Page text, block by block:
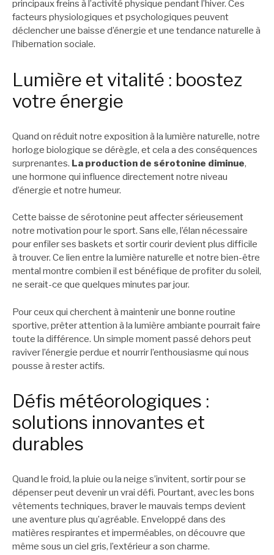
principaux freins à l’activité physique pendant l’hiver. Ces
facteurs physiologiques et psychologiques peuvent
déclencher une baisse d’énergie et une tendance naturelle à
l’hibernation sociale.
Lumière et vitalité : boostez
votre énergie
Quand on réduit notre exposition à la lumière naturelle, notre
horloge biologique se dérègle, et cela a des conséquences
surprenantes. La production de sérotonine diminue,
une hormone qui influence directement notre niveau
d’énergie et notre humeur.
Cette baisse de sérotonine peut affecter sérieusement
notre motivation pour le sport. Sans elle, l’élan nécessaire
pour enfiler ses baskets et sortir courir devient plus difficile
à trouver. Ce lien entre la lumière naturelle et notre bien-être
mental montre combien il est bénéfique de profiter du soleil,
ne serait-ce que quelques minutes par jour.
Pour ceux qui cherchent à maintenir une bonne routine
sportive, prêter attention à la lumière ambiante pourrait faire
toute la différence. Un simple moment passé dehors peut
raviver l’énergie perdue et nourrir l’enthousiasme qui nous
pousse à rester actifs.
Défis météorologiques :
solutions innovantes et
durables
Quand le froid, la pluie ou la neige s’invitent, sortir pour se
dépenser peut devenir un vrai défi. Pourtant, avec les bons
vêtements techniques, braver le mauvais temps devient
une aventure plus qu’agréable. Enveloppé dans des
matières respirantes et imperméables, on découvre que
même sous un ciel gris, l’extérieur a son charme.